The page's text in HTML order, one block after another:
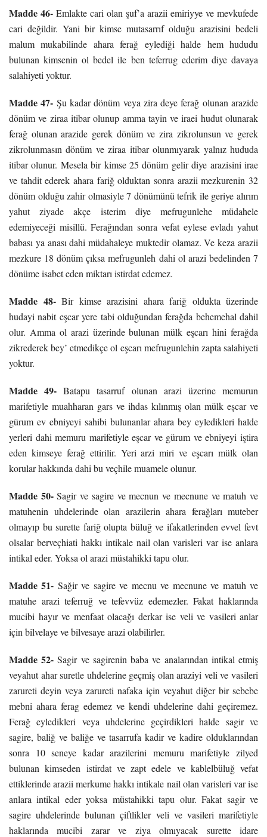
Madde 46- Emlakte cari olan şuf’a arazii emiriyye ve mevkufede
cari değildir. Yani bir kimse mutasarrıf olduğu arazisini bedeli
malum mukabilinde ahara ferağ eylediği halde hem hududu
bulunan kimsenin ol bedel ile ben teferrug ederim diye davaya
salahiyeti yoktur.
Madde 47- Şu kadar dönüm veya zira deye ferağ olunan arazide
dönüm ve ziraa itibar olunup amma tayin ve iraei hudut olunarak
ferağ olunan arazide gerek dönüm ve zira zikrolunsun ve gerek
zikrolunmasın dönüm ve ziraa itibar olunmıyarak yalnız hududa
itibar olunur. Mesela bir kimse 25 dönüm gelir diye arazisini irae
ve tahdit ederek ahara fariğ olduktan sonra arazii mezkurenin 32
dönüm olduğu zahir olmasiyle 7 dönümünü tefrik ile geriye alırım
yahut ziyade akçe isterim diye mefrugunlehe müdahele
edemiyeceği misillü. Ferağından sonra vefat eylese evladı yahut
babası ya anası dahi müdahaleye muktedir olamaz. Ve keza arazii
mezkure 18 dönüm çıksa mefrugunleh dahi ol arazi bedelinden 7
dönüme isabet eden miktarı istirdat edemez.
Madde 48-Bir kimse arazisini ahara fariğ oldukta üzerinde
hudayi nabit eşcar yere tabi olduğundan ferağda behemehal dahil
olur. Amma ol arazi üzerinde bulunan mülk eşcarı hini ferağda
zikrederek bey’ etmedikçe ol eşcarı mefrugunlehin zapta salahiyeti
yoktur.
Madde 49- Batapu tasarruf olunan arazi üzerine memurun
marifetiyle muahharan gars ve ihdas kılınmış olan mülk eşcar ve
gürum ev ebniyeyi sahibi bulunanlar ahara bey eyledikleri halde
yerleri dahi memuru marifetiyle eşcar ve gürum ve ebniyeyi iştira
eden kimseye ferağ ettirilir. Yeri arzi miri ve eşcarı mülk olan
korular hakkında dahi bu veçhile muamele olunur.
Madde 50-Sagir ve sagire ve mecnun ve mecnune ve matuh ve
matuhenin uhdelerinde olan arazilerin ahara ferağları muteber
olmayıp bu surette fariğ olupta büluğ ve ifakatlerinden evvel fevt
olsalar berveçhiati hakkı intikale nail olan varisleri var ise anlara
intikal eder. Yoksa ol arazi müstahikki tapu olur.
Madde 51- Sağir ve sagire ve mecnu ve mecnune ve matuh ve
matuhe arazi teferruğ ve tefevvüz edemezler. Fakat haklarında
mucibi hayır ve menfaat olacağı derkar ise veli ve vasileri anlar
için bilvelaye ve bilvesaye arazi olabilirler.
Madde 52- Sagir ve sagirenin baba ve analarından intikal etmiş
veyahut ahar suretle uhdelerine geçmiş olan araziyi veli ve vasileri
zarureti deyin veya zarureti nafaka için veyahut diğer bir sebebe
mebni ahara ferag edemez ve kendi uhdelerine dahi geçiremez.
Ferağ eyledikleri veya uhdelerine geçirdikleri halde sagir ve
sagire, baliğ ve baliğe ve tasarrufa kadir ve kadire olduklarından
sonra 10 seneye kadar arazilerini memuru marifetiyle zilyed
bulunan kimseden istirdat ve zapt edele ve kablelbüluğ vefat
ettiklerinde arazii merkume hakkı intikale nail olan varisleri var ise
anlara intikal eder yoksa müstahikki tapu olur. Fakat sagir ve
sagire uhdelerinde bulunan çiftlikler veli ve vasileri marifetiyle
haklarında mucibi zarar ve ziya olmıyacak surette idare